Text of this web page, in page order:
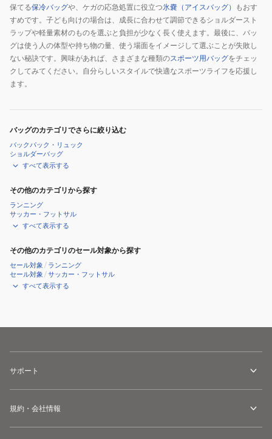
保てる保冷バッグや、ケガの応急処置に役立つ氷嚢（アイスバッグ） もおす
すめです。子ども向けの場合は、成長に合わせて調節できるショルダースト
ラップや軽量素材のものを選ぶと負担が少なく長く使えます。最後に、バッ
グは使う人の体型や持ち物の量、使う場面をイメージして選ぶことが失敗し
ない秘訣です。興味があれば、さまざまな種類のスポーツ用バッグをチェッ
クしてみてください。自分らしいスタイルで快適なスポーツライフを応援し
ます。
バッグのカテゴリでさらに絞り込む
バックパック・リュック
ショルダーバッグ
すべて表示する
その他のカテゴリから探す
ランニング
サッカー・フットサル
すべて表示する
その他のカテゴリのセール対象から探す
セール対象 / ランニング
セール対象 /サッカー・フットサル
すべて表示する
サポート
規約・会社情報